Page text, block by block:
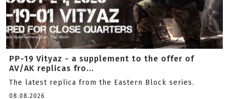
PP-19 Vityaz - a supplement to the offer of
AV/AK replicas fro...
The latest replica from the Eastern Block series.
08.08.2026